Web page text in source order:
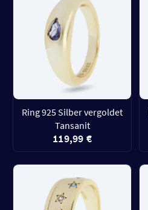
Ring 925 Silber vergoldet
Tansanit
119,99 €